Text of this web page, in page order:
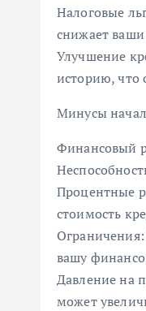
Налоговые
снижает
Улучшение
историю, что
Минусы
Финансовый
Процентные
стоимость
вашу
Давление на
может